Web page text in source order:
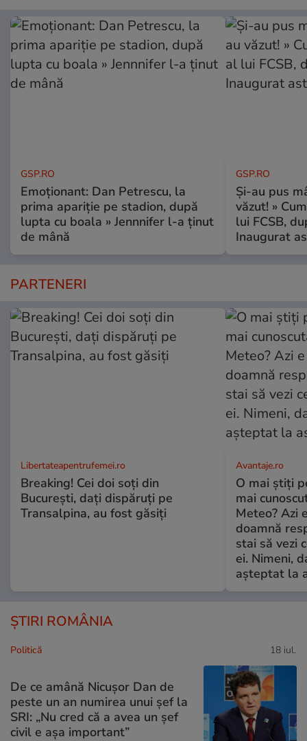
GSP.RO
Emoționant: Dan Petrescu, la
prima apariție pe stadion, după
lupta cu boala » Jennnifer l-a ținut
de mână
GSP.RO
Și-au pus
văzut! »
lui FCSB,
Inaugurat
PARTENERI
Libertateapentrufemei.ro
Breaking! Cei doi soți din
București, dați dispăruți pe
Transalpina, au fost găsiți
Avantaje.ro
O mai știți
mai
Meteo? Azi
doamnă
stai să vezi
ei. Nimeni,
așteptat la
ȘTIRI ROMÂNIA
Politică 18 iul.
De ce amână Nicușor Dan de
peste un an numirea unui șef la
SRI: „Nu cred că a avea un şef
civil e așa important”